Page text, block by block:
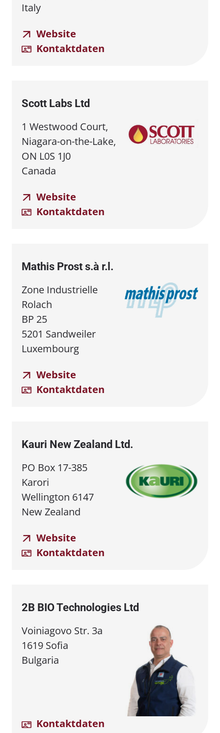
Italy
Website
Kontaktdaten
Scott Labs Ltd
1 Westwood Court,
Niagara-on-the-Lake,
ON L0S 1J0
Canada
Website
Kontaktdaten
Mathis Prost s.à r.l.
Zone Industrielle
Rolach
BP 25
5201 Sandweiler
Luxembourg
Website
Kontaktdaten
Kauri New Zealand Ltd.
PO Box 17-385
Karori
Wellington 6147
New Zealand
Website
Kontaktdaten
2B BIO Technologies Ltd
Voiniagovo Str. 3a
1619 Sofia
Bulgaria
Kontaktdaten